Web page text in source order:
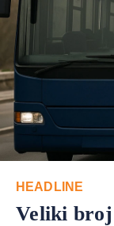
HEADLINE
Veliki broj